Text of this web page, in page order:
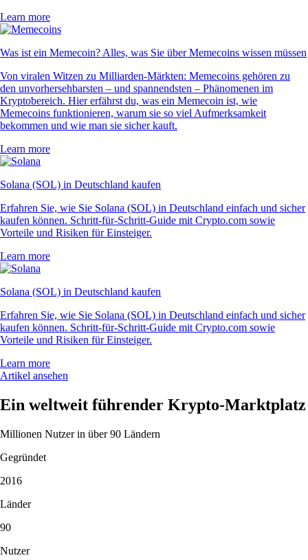
Learn more
Was ist ein Memecoin? Alles, was Sie über Memecoins wissen müssen
Von viralen Witzen zu Milliarden-Märkten: Memecoins gehören zu
den unvorhersehbarsten – und spannendsten – Phänomenen im
Kryptobereich. Hier erfährst du, was ein Memecoin ist, wie
Memecoins funktionieren, warum sie so viel Aufmerksamkeit
bekommen und wie man sie sicher kauft.
Learn more
Solana (SOL) in Deutschland kaufen
Erfahren Sie, wie Sie Solana (SOL) in Deutschland einfach und sicher
kaufen können. Schritt-für-Schritt-Guide mit Crypto.com sowie
Vorteile und Risiken für Einsteiger.
Learn more
Solana (SOL) in Deutschland kaufen
Erfahren Sie, wie Sie Solana (SOL) in Deutschland einfach und sicher
kaufen können. Schritt-für-Schritt-Guide mit Crypto.com sowie
Vorteile und Risiken für Einsteiger.
Learn more
Artikel ansehen
Ein weltweit führender Krypto-Marktplatz
Millionen Nutzer in über 90 Ländern
Gegründet
2016
Länder
90
Nutzer